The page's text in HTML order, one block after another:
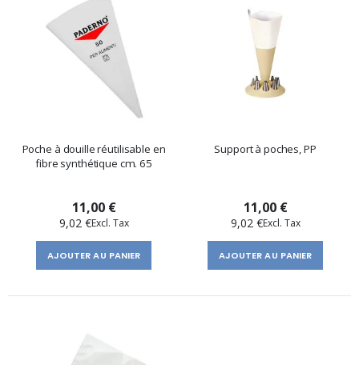
Poche à douille réutilisable en
fibre synthétique cm. 65
11,00 €
9,02 €
AJOUTER AU PANIER
Support à poches, PP
11,00 €
9,02 €
AJOUTER AU PANIER